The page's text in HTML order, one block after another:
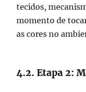
tecidos,
momento de
as cores no
4.2. Etapa 2: